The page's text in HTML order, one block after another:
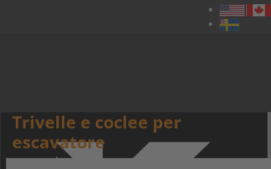
Trivelle e coclee per
escavatore